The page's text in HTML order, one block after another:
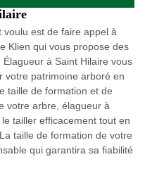
voulu est de faire appel à
Klien qui vous propose des
à Saint Hilaire vous
votre patrimoine arboré en
taille de formation et de
votre arbre, élagueur à
tailler efficacement tout en
taille de formation de votre
qui garantira sa fiabilité